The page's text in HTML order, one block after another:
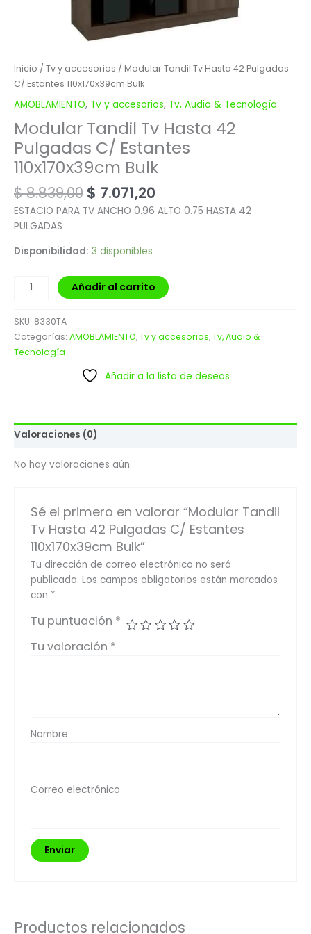
Inicio / Tv y accesorios / Modular Tandil Tv Hasta 42 Pulgadas
C/ Estantes 110x170x39cm Bulk
AMOBLAMIENTO, Tv y accesorios, Tv, Audio & Tecnología
Modular Tandil Tv Hasta 42
Pulgadas C/ Estantes
110x170x39cm Bulk
$8.839,00 $ 7.071,20
ESTACIO PARA TV ANCHO 0.96 ALTO 0.75 HASTA 42
PULGADAS
Disponibilidad: 3 disponibles
Añadir al carrito
SKU: 8330TA
Categorías: AMOBLAMIENTO,Tv y accesorios,Tv, Audio &
Tecnología
Añadir a la lista de deseos
Valoraciones (0)
No hay valoraciones aún.
Sé el primero en valorar “Modular Tandil
Tv Hasta 42 Pulgadas C/ Estantes
110x170x39cm Bulk”
Tu dirección de correo electrónico no será
publicada. Los campos obligatorios están marcados
con *
Tu puntuación *
Tu valoración *
Nombre
Correo electrónico
Productos relacionados